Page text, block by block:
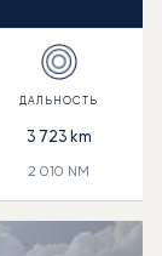
3 723km
2 010 NM